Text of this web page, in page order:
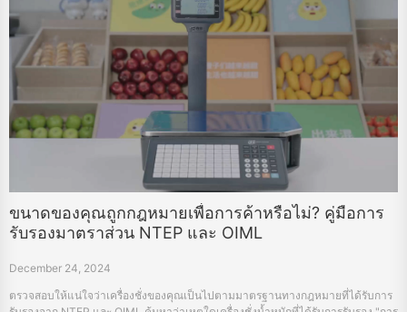
ขนาดของคุณถูกกฎหมายเพื่อการค้าหรือไม่? คู่มือการ
รับรองมาตราส่วน NTEP และ OIML
December 24, 2024
ตรวจสอบให้แน่ใจว่าเครื่องชั่งของคุณเป็นไปตามมาตรฐานทางกฎหมายที่ได้รับการ